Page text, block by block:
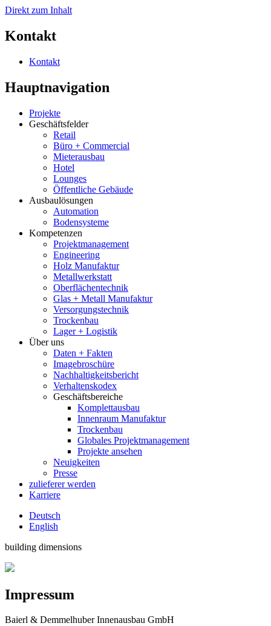
Direkt zum Inhalt
Kontakt
Kontakt
Hauptnavigation
Projekte
Geschäftsfelder
Retail
Büro + Commercial
Mieterausbau
Hotel
Lounges
Öffentliche Gebäude
Ausbaulösungen
Automation
Bodensysteme
Kompetenzen
Projektmanagement
Engineering
Holz Manufaktur
Metallwerkstatt
Oberflächentechnik
Glas + Metall Manufaktur
Versorgungstechnik
Trockenbau
Lager + Logistik
Über uns
Daten + Fakten
Imagebroschüre
Nachhaltigkeitsbericht
Verhaltenskodex
Geschäftsbereiche
Komplettausbau
Innenraum Manufaktur
Trockenbau
Globales Projektmanagement
Projekte ansehen
Neuigkeiten
Presse
zulieferer werden
Karriere
Deutsch
English
building dimensions
Impressum
Baierl & Demmelhuber Innenausbau GmbH